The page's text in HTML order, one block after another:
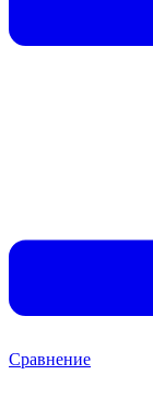
Сравнение